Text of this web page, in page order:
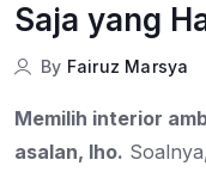
Saja yang
By Fairuz Marsya
Memilih interior
asalan, lho.